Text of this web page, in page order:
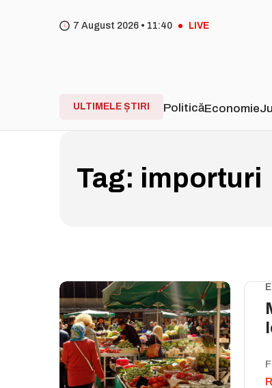
7 August 2026 • 11:40 LIVE
ULTIMELE ȘTIRI PoliticăEconomie
Tag: importuri